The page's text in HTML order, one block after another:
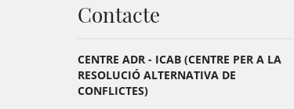
Contacte
CENTRE ADR - ICAB (CENTRE PER A LA
RESOLUCIÓ ALTERNATIVA DE
CONFLICTES)